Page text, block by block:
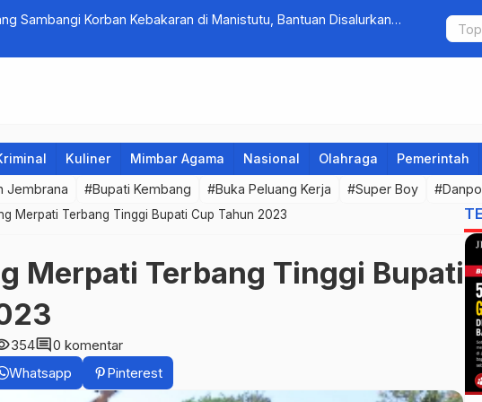
Sambangi Korban Kebakaran di Manistutu, Bantuan Disalurkan
Tim
Kuliner Mimbar Agama Nasional Olahraga Pemerintah
Jembrana #Bupati Kembang #Buka Peluang Kerja #Super Boy
Merpati Terbang Tinggi Bupati Cup Tahun 2023
Merpati Terbang Tinggi Bupati
354comment0 komentar
Whatsapp Pinterest